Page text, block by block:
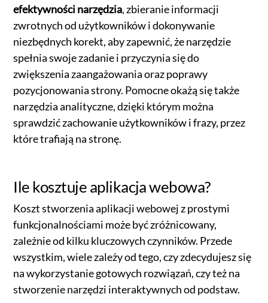
efektywności narzędzia, zbieranie informacji
zwrotnych od użytkowników i dokonywanie
niezbędnych korekt, aby zapewnić, że narzędzie
spełnia swoje zadanie i przyczynia się do
zwiększenia zaangażowania oraz poprawy
pozycjonowania strony. Pomocne okażą się także
narzędzia analityczne, dzięki którym można
sprawdzić zachowanie użytkowników i frazy, przez
które trafiają na stronę.
Ile kosztuje aplikacja webowa?
Koszt stworzenia aplikacji webowej z prostymi
funkcjonalnościami może być zróżnicowany,
zależnie od kilku kluczowych czynników. Przede
wszystkim, wiele zależy od tego, czy zdecydujesz się
na wykorzystanie gotowych rozwiązań, czy też na
stworzenie narzędzi interaktywnych od podstaw.